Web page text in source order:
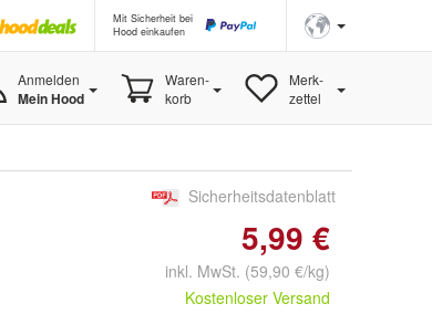
Mit Sicherheit bei
Hood einkaufen
Anmelden
Mein Hood
Waren-
korb
Merk-
zettel
Sicherheitsdatenblatt
5,99 €
inkl. MwSt. (59,90 €/kg)
Kostenloser Versand